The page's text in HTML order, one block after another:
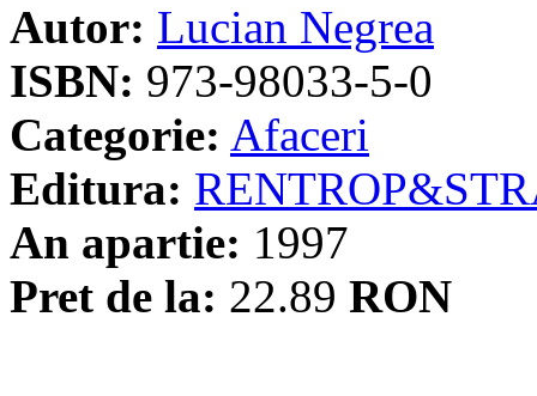
Autor: Lucian Negrea
ISBN: 973-98033-5-0
Categorie: Afaceri
Editura:
An apartie: 1997
Pret de la: 22.89 RON